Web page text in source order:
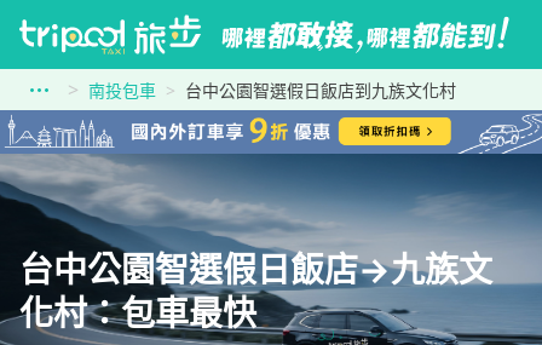
南投包車 台中公園智選假日飯店到九族文化村
台中公園智選假日飯店→九族文
化村：包車最快